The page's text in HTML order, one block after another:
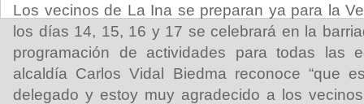
Los vecinos de La Ina se preparan ya para la
los días 14, 15, 16 y 17 se celebrará en la
programación de actividades para todas las
alcaldía Carlos Vidal Biedma reconoce “que
delegado y estoy muy agradecido a los